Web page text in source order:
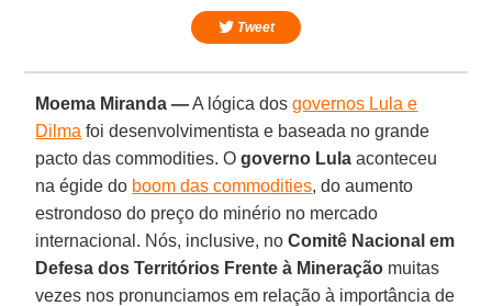
Tweet
Moema Miranda —A lógica dosgovernos Lula e
Dilma foi desenvolvimentista e baseada no grande
pacto das commodities. Ogoverno Lula aconteceu
na égide do boom das commodities, do aumento
estrondoso do preço do minério no mercado
internacional. Nós, inclusive, no Comitê Nacional em
Defesa dos Territórios Frente à Mineração muitas
vezes nos pronunciamos em relação à importância de